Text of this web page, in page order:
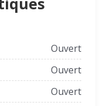
Ouvert
Ouvert
Ouvert